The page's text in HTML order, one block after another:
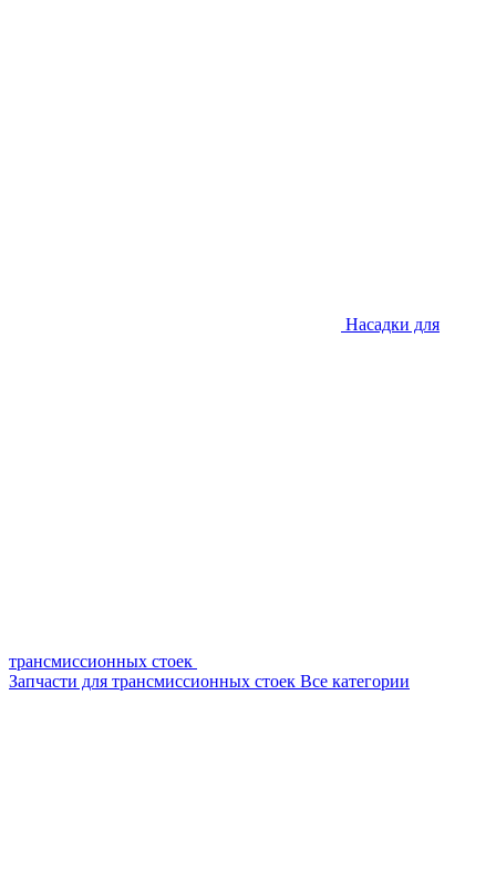
Насадки для
трансмиссионных стоек
Запчасти для трансмиссионных стоек Все категории